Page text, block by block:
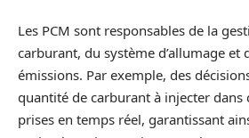
Les PCM sont responsables de la
carburant, du système d’allumage et
émissions. Par exemple, des
quantité de carburant à injecter dans
prises en temps réel, garantissant